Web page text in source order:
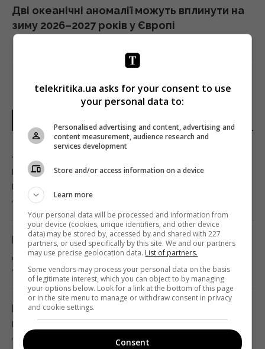
Дві океанічні аномалії можуть вплинути на
зиму 2026–2027 років у Європі
рекордом - він уже став головним хітом
2026 року
11:38 неділя, 09 серпня 2026
Життя цих знаків Зодіаку перевернеться на
180 градусів дуже скоро
11:25 неділя, 09 серпня 2026
Як перевірити масло в домашніх умовах: 5
способів виявити підробку
11:24 неділя, 09 серпня 2026
Росіяни просунулися у Часовому Яру, -
DeepState
11:16 неділя, 09 серпня 2026
«Москва ляже»: Мадяр у день свого
народження назвав 5 умов завершення
війни
9 серпня 2026, 12:31
Місячний календар на 10–16 серпня: час
долати небезпеку та шукати успіх
9 серпня 2026, 12:14
Помідори тріскаються прямо на кущі: чим
полити у серпні, щоб врятувати урожай
9 серпня 2026, 12:09
telekritika.ua asks for your consent to use
your personal data to:
Personalised advertising and content, advertising and
content measurement, audience research and
services development
Store and/or access information on a device
Learn more
Your personal data will be processed and information from
your device (cookies, unique identifiers, and other device
data) may be stored by, accessed by and shared with 227
partners, or used specifically by this site. We and our partners
may use precise geolocation data. List of partners.
Some vendors may process your personal data on the basis
of legitimate interest, which you can object to by managing
your options below. Look for a link at the bottom of this page
or in the site menu to manage or withdraw consent in privacy
and cookie settings.
Consent